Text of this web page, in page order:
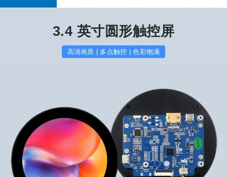
3.4 英寸圆形触控屏
高清画质 | 多点触控 | 色彩饱满